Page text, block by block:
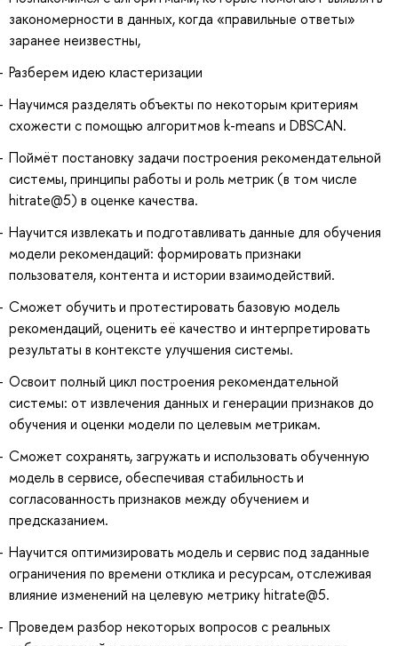
закономерности в данных, когда «правильные ответы»
заранее неизвестны,
Разберем идею кластеризации
Научимся разделять объекты по некоторым критериям
схожести с помощью алгоритмов k-means и DBSCAN.
Поймёт постановку задачи построения рекомендательной
системы, принципы работы и роль метрик (в том числе
hitrate@5) в оценке качества.
Научится извлекать и подготавливать данные для обучения
модели рекомендаций: формировать признаки
пользователя, контента и истории взаимодействий.
Сможет обучить и протестировать базовую модель
рекомендаций, оценить её качество и интерпретировать
результаты в контексте улучшения системы.
Освоит полный цикл построения рекомендательной
системы: от извлечения данных и генерации признаков до
обучения и оценки модели по целевым метрикам.
Сможет сохранять, загружать и использовать обученную
модель в сервисе, обеспечивая стабильность и
согласованность признаков между обучением и
предсказанием.
Научится оптимизировать модель и сервис под заданные
ограничения по времени отклика и ресурсам, отслеживая
влияние изменений на целевую метрику hitrate@5.
Проведем разбор некоторых вопросов с реальных